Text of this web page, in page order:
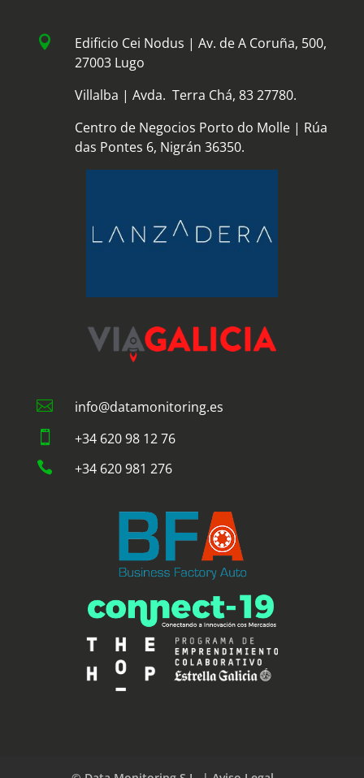

Edificio Cei Nodus | Av. de A Coruña, 500,
27003 Lugo
Villalba | Avda. Terra Chá, 83 27780.
Centro de Negocios Porto do Molle | Rúa
das Pontes 6, Nigrán 36350.
 info@datamonitoring.es
 +34 620 98 12 76
 +34 620 981 276